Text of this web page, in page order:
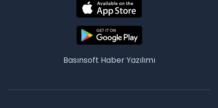
Basınsoft Haber Yazılımı